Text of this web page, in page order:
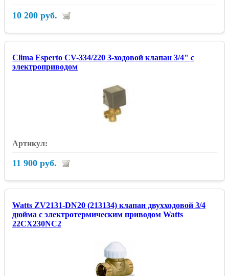
10 200 руб.
Clima Esperto CV-334/220 3-ходовой клапан 3/4" с
электроприводом
11 900 руб.
Watts ZV2131-DN20 (213134) клапан двухходовой 3/4
дюйма с электротермическим приводом Watts
22CX230NC2